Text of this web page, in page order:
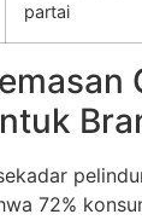
partai
72%